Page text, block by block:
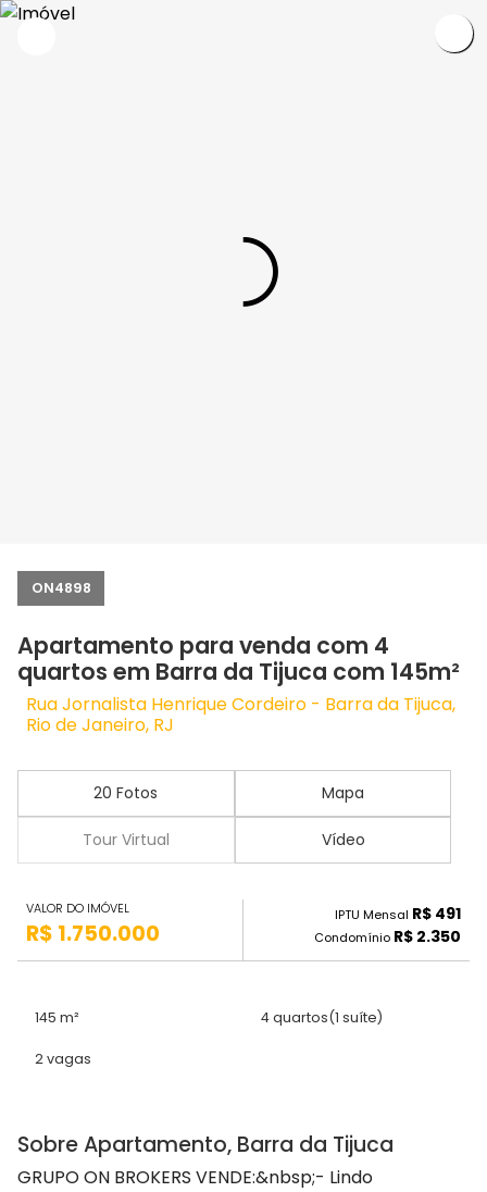
ON4898
Apartamento para venda com 4
quartos em Barra da Tijuca com 145m²
Rua Jornalista Henrique Cordeiro - Barra da Tijuca,
Rio de Janeiro, RJ
20 Fotos Mapa
Tour Virtual Vídeo
VALOR DO IMÓVEL
R$ 1.750.000
IPTU Mensal R$ 491
Condomínio R$ 2.350
145 m² 4 quartos(1 suíte)
2 vagas
Sobre Apartamento, Barra da Tijuca
GRUPO ON BROKERS VENDE:&nbsp;- Lindo